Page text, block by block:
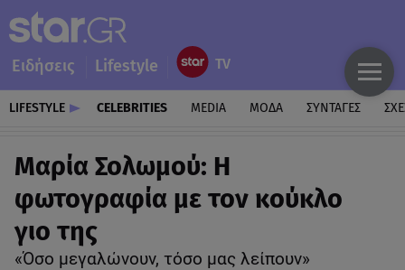
Ειδήσεις Lifestyle
LIFESTYLE CELEBRITIES MEDIA ΜΟΔΑ ΣΥΝΤΑΓΕΣ
Μαρία Σολωμού: Η
φωτογραφία με τον κούκλο
γιο της
«Όσο μεγαλώνουν, τόσο μας λείπουν»